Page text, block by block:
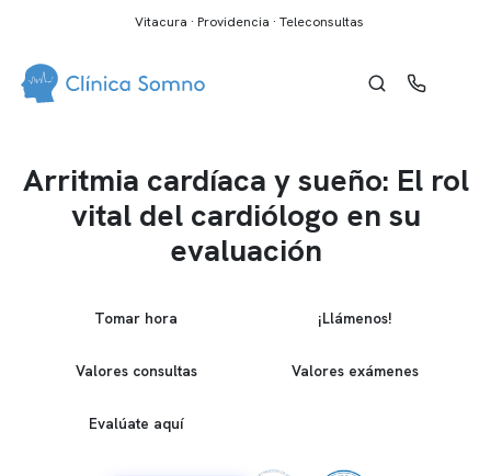
Vitacura · Providencia · Teleconsultas
Arritmia cardíaca y sueño: El rol
vital del cardiólogo en su
evaluación
Tomar hora ¡Llámenos!
Valores consultas Valores exámenes
Evalúate aquí